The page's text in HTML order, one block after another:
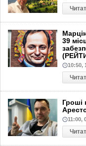
39
10:50,
Гроші
11:00,